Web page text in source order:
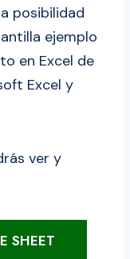
posibilidad
ejemplo
en Excel de
Excel y
ver y
SHEET